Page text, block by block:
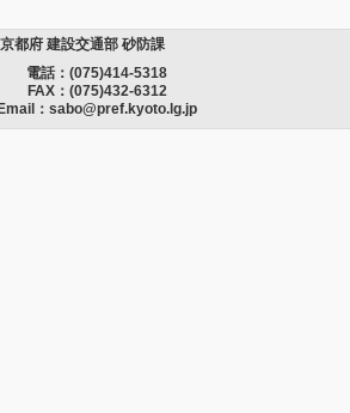
京都府 建設交通部 砂防課
電話： (075)414-5318
FAX： (075)432-6312
： sabo@pref.kyoto.lg.jp